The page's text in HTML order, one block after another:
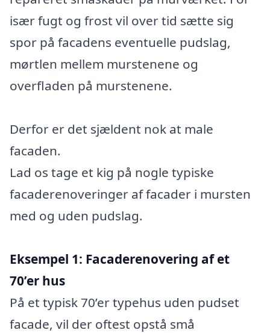
især fugt og frost vil over tid sætte sig
spor på facadens eventuelle pudslag,
mørtlen mellem murstenene og
overfladen på murstenene.
Derfor er det sjældent nok at male
facaden.
Lad os tage et kig på nogle typiske
facaderenoveringer af facader i mursten
med og uden pudslag.
Eksempel 1: Facaderenovering af et
70’er hus
På et typisk 70’er typehus uden pudset
facade, vil der oftest opstå små